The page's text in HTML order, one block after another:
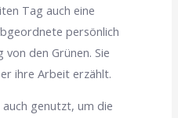
Tag auch eine
persönlich
von den Grünen. Sie
ihre Arbeit erzählt.
genutzt, um die